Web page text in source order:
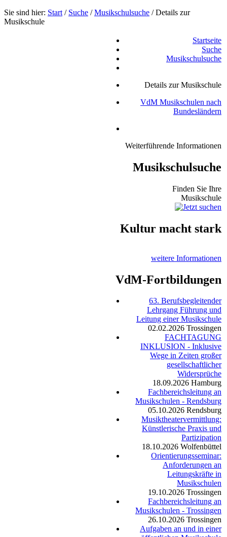
Sie sind hier: Start / Suche /Musikschulsuche /Details zur
Musikschule
Startseite
Suche
Musikschulsuche
Details zur Musikschule
VdM Musikschulen nach
Bundesländern
Weiterführende Informationen
Musikschulsuche
Finden Sie Ihre
Musikschule
Kultur macht stark
weitere Informationen
VdM-Fortbildungen
63. Berufsbegleitender
Lehrgang Führung und
Leitung einer Musikschule
02.02.2026 Trossingen
FACHTAGUNG
INKLUSION - Inklusive
Wege in Zeiten großer
gesellschaftlicher
Widersprüche
18.09.2026 Hamburg
Fachbereichsleitung an
Musikschulen - Rendsburg
05.10.2026 Rendsburg
Musiktheatervermittlung:
Künstlerische Praxis und
Partizipation
18.10.2026 Wolfenbüttel
Orientierungsseminar:
Anforderungen an
Leitungskräfte in
Musikschulen
19.10.2026 Trossingen
Fachbereichsleitung an
Musikschulen - Trossingen
26.10.2026 Trossingen
Aufgaben an und in einer